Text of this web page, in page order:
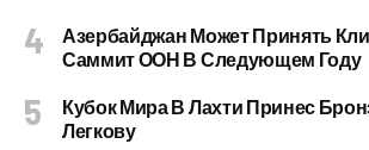
Азербайджан Может Принять
Саммит ООН В Следующем Году
Кубок Мира В Лахти Принес
Легкову